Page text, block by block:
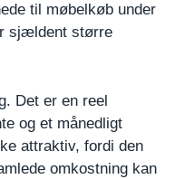
til møbelkøb under
sjældent større
Det er en reel
og et månedligt
attraktiv, fordi den
omkostning kan